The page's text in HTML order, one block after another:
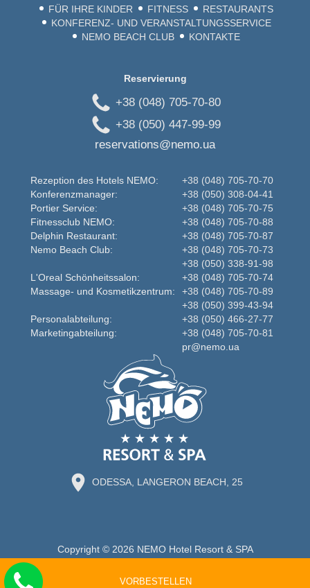
VORBESTELLEN
FÜR IHRE KINDER
FITNESS
RESTAURANTS
KONFERENZ- UND VERANSTALTUNGSSERVICE
NEMO BEACH CLUB
KONTAKTE
Reservierung
+38 (048) 705-70-80
+38 (050) 447-99-99
reservations@nemo.ua
Rezeption des Hotels NEMO:
+38 (048) 705-70-70
Konferenzmanager:
+38 (050) 308-04-41
Portier Service:
+38 (048) 705-70-75
Fitnessclub NEMO:
+38 (048) 705-70-88
Delphin Restaurant:
+38 (048) 705-70-87
Nemo Beаch Club:
+38 (048) 705-70-73
+38 (050) 338-91-98
L'Oreal Schönheitssalon:
+38 (048) 705-70-74
Massage- und Kosmetikzentrum:
+38 (048) 705-70-89
+38 (050) 399-43-94
Personalabteilung:
+38 (050) 466-27-77
Marketingabteilung:
+38 (048) 705-70-81
pr@nemo.ua
ODESSA, LANGERON BEACH, 25
Copyright © 2026 NEMO Hotel Resort & SPA